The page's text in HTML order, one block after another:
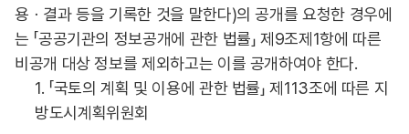
용ㆍ결과 등을 기록한 것을 말한다)의 공개를 요청한 경우에
는 「공공기관의 정보공개에 관한 법률」 제9조제1항에 따른
비공개 대상 정보를 제외하고는 이를 공개하여야 한다.
1. 「국토의 계획 및 이용에 관한 법률」 제113조에 따른 지
방도시계획위원회